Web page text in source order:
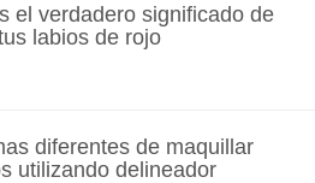
el verdadero significado de
labios de rojo
diferentes de maquillar
utilizando delineador